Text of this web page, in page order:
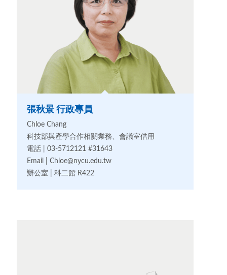
張秋景 行政專員
Chloe Chang
科技部與產學合作相關業務、會議室借用
電話 | 03-5712121 #31643
Email | Chloe@nycu.edu.tw
辦公室 | 科二館 R422